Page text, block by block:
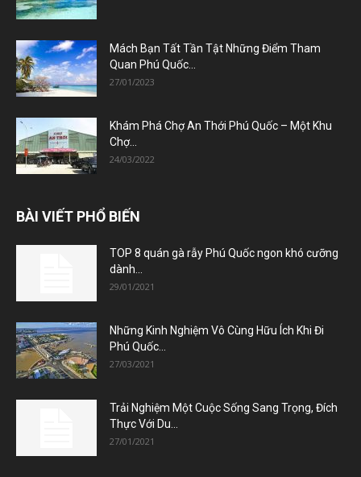
Mách Bạn Tất Tần Tật Những Điểm Tham
Quan Phú Quốc...
27/01/2023
Khám Phá Chợ An Thới Phú Quốc – Một Khu
Chợ...
24/03/2022
BÀI VIẾT PHỔ BIẾN
TOP 8 quán gà rẫy Phú Quốc ngon khó cưỡng
dành...
29/01/2021
Những Kinh Nghiệm Vô Cùng Hữu Ích Khi Đi
Phú Quốc...
27/03/2021
Trải Nghiệm Một Cuộc Sống Sang Trọng, Đích
Thực Với Du...
27/01/2021